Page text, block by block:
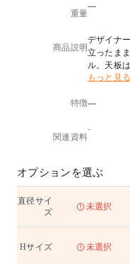
重量
---
商品説明
デザイナ
立ったま
ル。天板
形状で、
特長的で
ど、高ま
アジャスタ
※直径
※脚はM-
もっと見る
特徴---
関連資料
-
オプションを選ぶ
直径サイ
ズ
未選択
Hサイズ 未選択